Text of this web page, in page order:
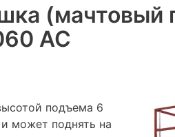
(мачтовый
AC
подъема 6
может поднять на